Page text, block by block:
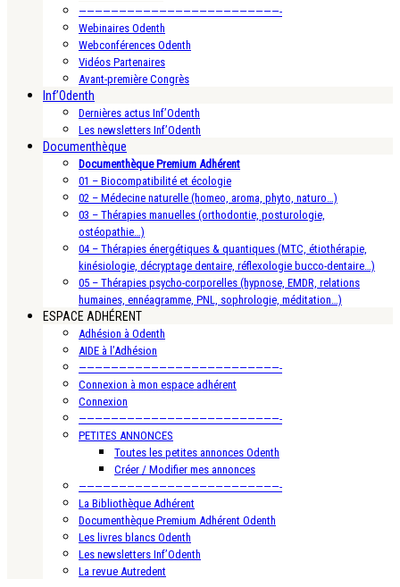
—————————————————————————-
Webinaires Odenth
Webconférences Odenth
Vidéos Partenaires
Avant-première Congrès
Inf’Odenth
Dernières actus Inf’Odenth
Les newsletters Inf’Odenth
Documenthèque
Documenthèque Premium Adhérent
01 – Biocompatibilité et écologie
02 – Médecine naturelle (homeo, aroma, phyto, naturo…)
03 – Thérapies manuelles (orthodontie, posturologie,
ostéopathie…)
04 – Thérapies énergétiques & quantiques (MTC, étiothérapie,
kinésiologie, décryptage dentaire, réflexologie bucco-dentaire…)
05 – Thérapies psycho-corporelles (hypnose, EMDR, relations
humaines, ennéagramme, PNL, sophrologie, méditation…)
ESPACE ADHÉRENT
Adhésion à Odenth
AIDE à l’Adhésion
—————————————————————————-
Connexion à mon espace adhérent
Connexion
—————————————————————————-
PETITES ANNONCES
Toutes les petites annonces Odenth
Créer / Modifier mes annonces
—————————————————————————-
La Bibliothèque Adhérent
Documenthèque Premium Adhérent Odenth
Les livres blancs Odenth
Les newsletters Inf’Odenth
La revue Autredent